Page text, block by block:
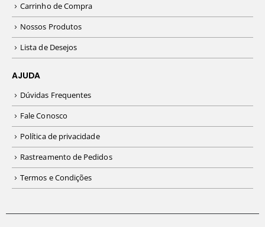
Carrinho de Compra
Nossos Produtos
Lista de Desejos
AJUDA
Dúvidas Frequentes
Fale Conosco
Política de privacidade
Rastreamento de Pedidos
Termos e Condições